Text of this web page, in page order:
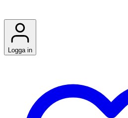
Logga in